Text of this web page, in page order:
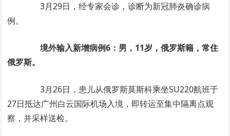
3月29日，经专家会诊，诊断为新冠肺炎确诊病
例。
境外输入新增病例6：男，11岁，俄罗斯籍，常住
俄罗斯。
3月26日，患儿从俄罗斯莫斯科乘坐SU220航班于
27日抵达广州白云国际机场入境，即转运至集中隔离点观
察，并采样送检。